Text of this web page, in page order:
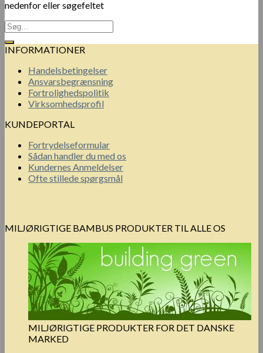
nedenfor eller søgefeltet
INFORMATIONER
Handelsbetingelser
Ansvarsbegrænsning
Fortrolighedspolitik
Virksomhedsprofil
KUNDEPORTAL
Fortrydelseformular
Sådan handler du med os
Kundernes Anmeldelser
Ofte stillede spørgsmål
MILJØRIGTIGE BAMBUS PRODUKTER TIL ALLE OS
MILJØRIGTIGE PRODUKTER FOR DET DANSKE
MARKED